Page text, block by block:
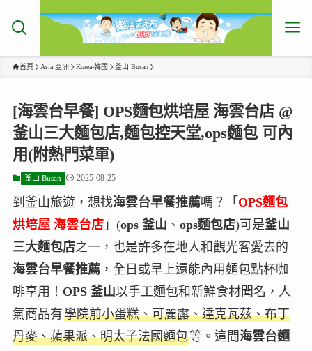
首頁 Asia 亞洲 Korea-韓國 釜山 Busan
[海雲台早餐] OPS麵包烘培屋 海雲台店 @
釜山三大麵包店,麵包控天堂,ops麵包 可內
用(附熱門菜單)
釜山 Busan 2025-08-25
到釜山旅遊，想找海雲台早餐推薦嗎？「 OPS麵包
烘培屋 海雲台店」(ops 釜山 、 ops麵包店)可是釜山
三大麵包店之一，也是許多在地人和觀光客愛去的
海雲台早餐推薦，全日或早上還能內用麵包點杯咖
啡享用！ OPS 釜山以手工麵包和新鮮食材聞名，人
氣商品有學院前小蛋糕、可麗露、達克瓦茲、布丁
丹麥、蘋果派、明太子法國麵包等。這間海雲台麵